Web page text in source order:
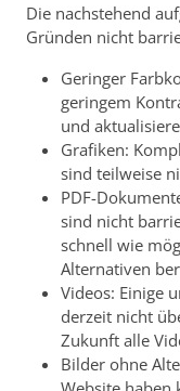
Die nachstehend
Gründen nicht
Geringer
geringem
und
Grafiken:
sind teilweise
PDF-
sind nicht
schnell wie
Alternativen
Videos: Einige
derzeit nicht
Zukunft alle
Bilder ohne